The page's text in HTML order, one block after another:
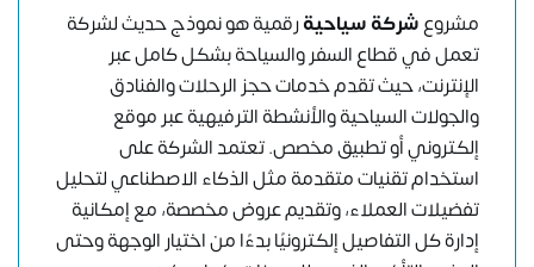
مشروعشركة سياحيةرقمية هو نموذج حديث لشركة
تعمل في قطاع السفر والسياحة بشكل كامل عبر
الإنترنت، حيث تقدم خدمات حجز الرحلات والفنادق
والجولات السياحية والأنشطة الترفيهية عبر موقع
إلكتروني أو تطبيق مخصص. تعتمد الشركة على
استخدام تقنيات متقدمة مثل الذكاء الاصطناعي لتحليل
تفضيلات العملاء، وتقديم عروض مخصصة، مع إمكانية
إدارة كل التفاصيل إلكترونيًا بدءًا من اختيار الوجهة وحتى